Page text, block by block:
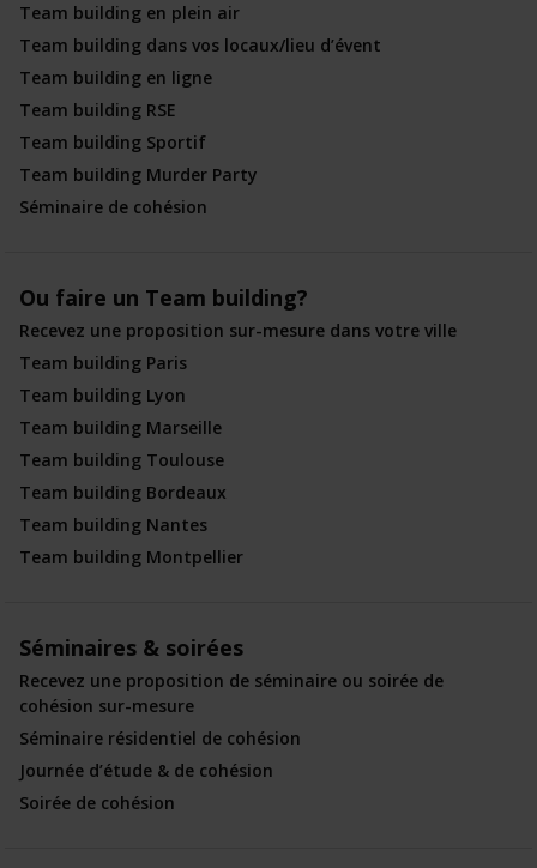
Team building en plein air
Team building dans vos locaux/lieu d’évent
Team building en ligne
Team building RSE
Team building Sportif
Team building Murder Party
Séminaire de cohésion
Ou faire un Team building?
Recevez une proposition sur-mesure dans votre ville
Team building Paris
Team building Lyon
Team building Marseille
Team building Toulouse
Team building Bordeaux
Team building Nantes
Team building Montpellier
Séminaires & soirées
Recevez une proposition de séminaire ou soirée de
cohésion sur-mesure
Séminaire résidentiel de cohésion
Journée d’étude & de cohésion
Soirée de cohésion